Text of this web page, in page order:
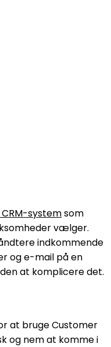
systemsom
vælger.
indkommende
og e-mail på en
at komplicere det.
at bruge Customer
og nem at komme i